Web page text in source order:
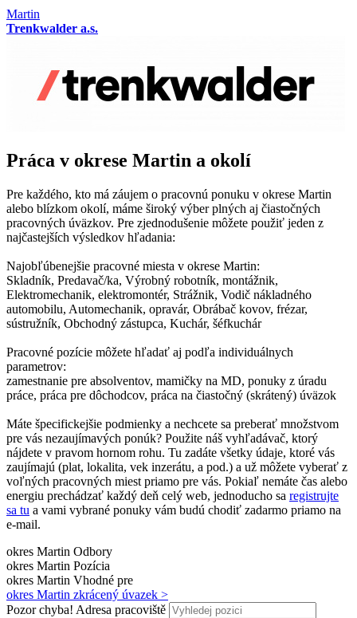
Martin
Trenkwalder a.s.
Práca v okrese Martin a okolí
Pre každého, kto má záujem o pracovnú ponuku v okrese Martin
alebo blízkom okolí, máme široký výber plných aj čiastočných
pracovných úväzkov. Pre zjednodušenie môžete použiť jeden z
najčastejších výsledkov hľadania:
Najobľúbenejšie pracovné miesta v okrese Martin:
Skladník, Predavač/ka, Výrobný robotník, montážnik,
Elektromechanik, elektromontér, Strážnik, Vodič nákladného
automobilu, Automechanik, opravár, Obrábač kovov, frézar,
sústružník, Obchodný zástupca, Kuchár, šéfkuchár
Pracovné pozície môžete hľadať aj podľa individuálnych
parametrov:
zamestnanie pre absolventov, mamičky na MD, ponuky z úradu
práce, práca pre dôchodcov, práca na čiastočný (skrátený) úväzok
Máte špecifickejšie podmienky a nechcete sa preberať množstvom
pre vás nezaujímavých ponúk? Použite náš vyhľadávač, ktorý
nájdete v pravom hornom rohu. Tu zadáte všetky údaje, ktoré vás
zaujímajú (plat, lokalita, vek inzerátu, a pod.) a už môžete vyberať z
voľných pracovných miest priamo pre vás. Pokiaľ nemáte čas alebo
energiu prechádzať každý deň celý web, jednoducho sa registrujte
sa tu a vami vybrané ponuky vám budú chodiť zadarmo priamo na
e-mail.
okres Martin Odbory
okres Martin Pozícia
okres Martin Vhodné pre
okres Martin zkrácený úvazek >
Pozor chyba! Adresa pracoviště